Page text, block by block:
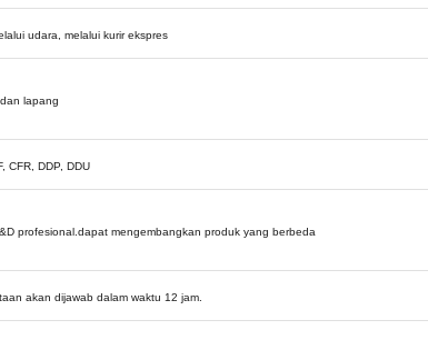
udara, melalui kurir ekspres
lapang
CFR, DDP, DDU
profesional.dapat mengembangkan produk yang berbeda
akan dijawab dalam waktu 12 jam.